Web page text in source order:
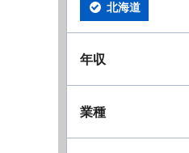
北海道
年収
業種